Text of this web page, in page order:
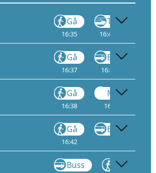
Gå
16:35
Tog
16:44
Gå
16:37
Buss
16:40
Gå
16:38
Metro
16:41
Gå
16:42
Buss
Buss Gå